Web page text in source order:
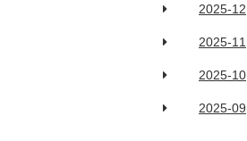
2025-12
2025-11
2025-10
2025-09